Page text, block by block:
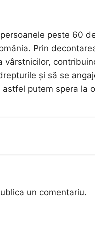
peste 60
Prin
și să se
putem spera
un comentariu.